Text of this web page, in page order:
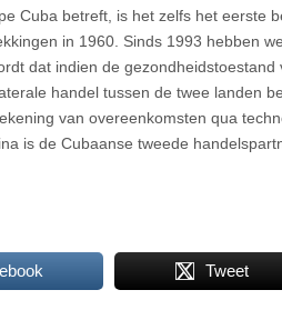
Cuba betreft, is het zelfs het eerste
in 1960. Sinds 1993 hebben
dat indien de
handel tussen de twee landen
van overeenkomsten qua
is de Cubaanse tweede
Tweet